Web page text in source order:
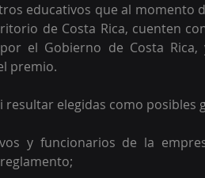
educativos que al momento
de Costa Rica, cuenten
el Gobierno de Costa
premio.
elegidas como posibles
y funcionarios de la